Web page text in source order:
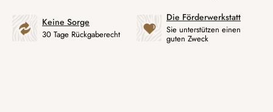
Keine Sorge
30 Tage Rückgaberecht
Die Förderwerkstatt
Sie unterstützen einen
guten Zweck